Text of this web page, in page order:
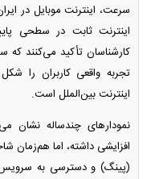
سرعت، اینترنت موبایل در
اینترنت ثابت در سطحی
کارشناسان تأکید می‌کنند
تجربه واقعی کاربران را
اینترنت بین‌الملل است.
نمودار‌های چندساله نشان
افزایشی داشته، اما هم‌زمان
(پینگ) و دسترسی به